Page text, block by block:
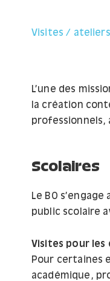
Visites / ateliers
L’une des
la création
Scolaires
Le BO
public scolaire
Visites pour les
Pour certaines
académique,